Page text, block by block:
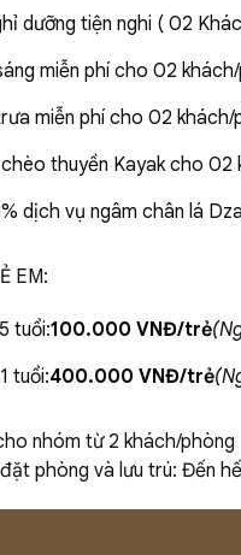
dưỡng tiện nghi ( 02
miễn phí cho 02
miễn phí cho 02 khách/
thuyền Kayak cho 02
dịch vụ ngâm chân lá
EM:
tuổi:100.000 VNĐ/trẻ
tuổi:400.000 VNĐ/trẻ
nhóm từ 2 khách/phòng
phòng và lưu trú: Đến